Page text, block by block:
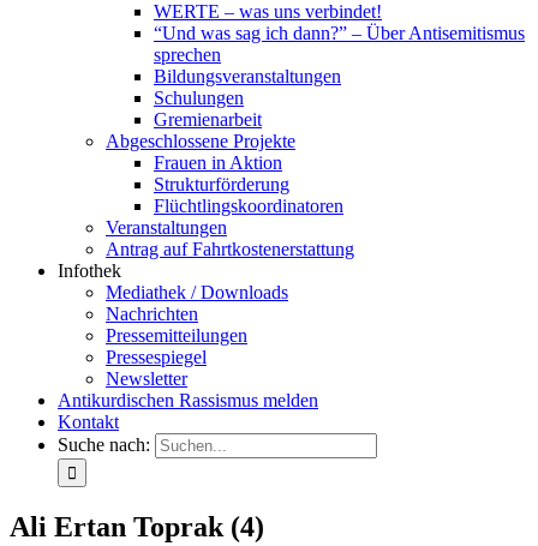
WERTE – was uns verbindet!
“Und was sag ich dann?” – Über Antisemitismus
sprechen
Bildungsveranstaltungen
Schulungen
Gremienarbeit
Abgeschlossene Projekte
Frauen in Aktion
Strukturförderung
Flüchtlingskoordinatoren
Veranstaltungen
Antrag auf Fahrtkostenerstattung
Infothek
Mediathek / Downloads
Nachrichten
Pressemitteilungen
Pressespiegel
Newsletter
Antikurdischen Rassismus melden
Kontakt
Suche nach:
Ali Ertan Toprak (4)